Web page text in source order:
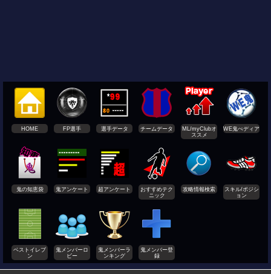
HOME FP選手 選手データ チームデータ
ML/myClubオ
ススメ
WE鬼ぺディア
鬼の知恵袋 鬼アンケート 超アンケート
おすすめテク
ニック
攻略情報検索
スキル/ポジシ
ョン
ベストイレブ
ン
鬼メンバーロ
ビー
鬼メンバーラ
ンキング
鬼メンバー登
録